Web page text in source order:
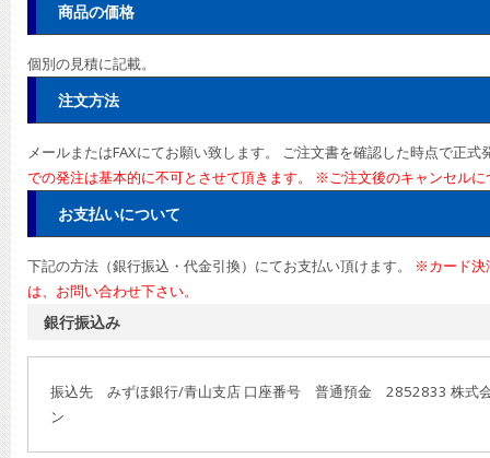
商品の価格
個別の見積に記載。
注文方法
メールまたはFAXにてお願い致します。 ご注文書を確認した時点で正
での発注は基本的に不可とさせて頂きます。 ※ご注文後のキャンセル
お支払いについて
下記の方法（銀行振込・代金引換）にてお支払い頂けます。
※カード決
は、お問い合わせ下さい。
銀行振込み
振込先 みずほ銀行/青山支店 口座番号 普通預金 2852833 株式会
ン